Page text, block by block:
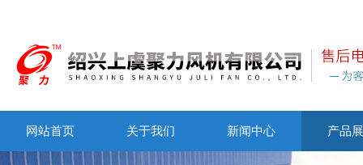
网站首页 关于我们 新闻中心 产品